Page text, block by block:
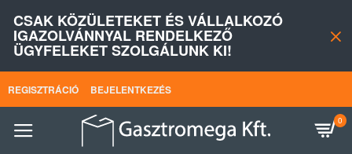
CSAK KÖZÜLETEKET ÉS VÁLLALKOZÓ
IGAZOLVÁNNYAL RENDELKEZŐ
ÜGYFELEKET SZOLGÁLUNK KI!
REGISZTRÁCIÓ BEJELENTKEZÉS
0